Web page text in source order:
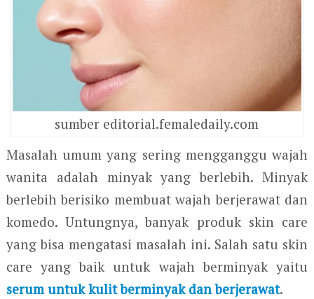
sumber editorial.femaledaily.com
Masalah umum yang sering mengganggu wajah
wanita adalah minyak yang berlebih. Minyak
berlebih berisiko membuat wajah berjerawat dan
komedo. Untungnya, banyak produk skin care
yang bisa mengatasi masalah ini. Salah satu skin
care yang baik untuk wajah berminyak yaitu
serum untuk kulit berminyak dan berjerawat.